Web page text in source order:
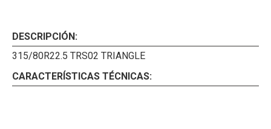
DESCRIPCIÓN:
315/80R22.5 TRS02 TRIANGLE
CARACTERÍSTICAS TÉCNICAS: